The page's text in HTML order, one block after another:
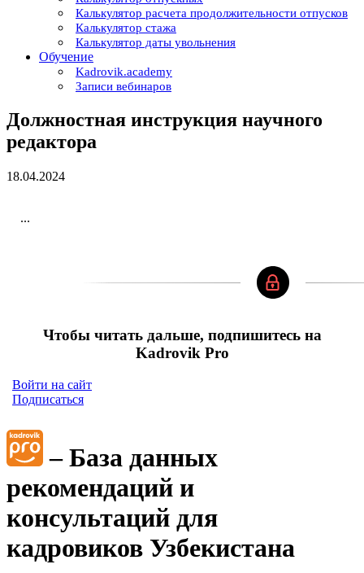
Калькулятор расчета продолжительности отпусков
Калькулятор стажа
Калькулятор даты увольнения
Обучение
Kadrovik.academy
Записи вебинаров
Должностная инструкция научного
редактора
18.04.2024
...
Чтобы читать дальше, подпишитесь на
Kadrovik Pro
Войти на сайт
Подписаться
– База данных
рекомендаций и
консультаций для
кадровиков Узбекистана